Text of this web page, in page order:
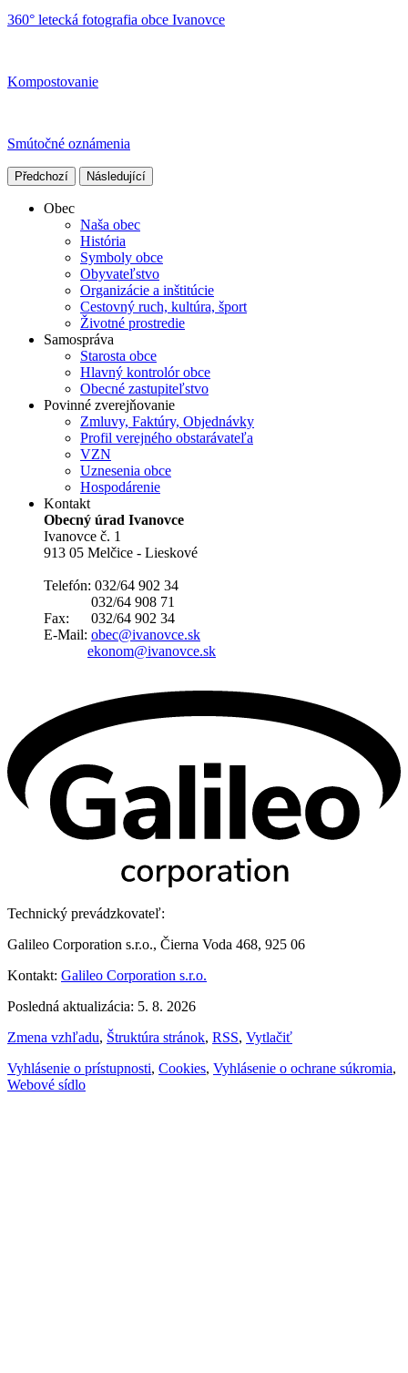
360° letecká fotografia obce Ivanovce
Kompostovanie
Smútočné oznámenia
Předchozí Následující
Obec
Naša obec
História
Symboly obce
Obyvateľstvo
Organizácie a inštitúcie
Cestovný ruch, kultúra, šport
Životné prostredie
Samospráva
Starosta obce
Hlavný kontrolór obce
Obecné zastupiteľstvo
Povinné zverejňovanie
Zmluvy, Faktúry, Objednávky
Profil verejného obstarávateľa
VZN
Uznesenia obce
Hospodárenie
Kontakt
Obecný úrad Ivanovce
Ivanovce č. 1
913 05 Melčice - Lieskové
Telefón: 032/64 902 34
032/64 908 71
Fax: 032/64 902 34
E-Mail: obec@ivanovce.sk
ekonom@ivanovce.sk
Technický prevádzkovateľ:
Galileo Corporation s.r.o., Čierna Voda 468, 925 06
Kontakt: Galileo Corporation s.r.o.
Posledná aktualizácia: 5. 8. 2026
Zmena vzhľadu, Štruktúra stránok, RSS, Vytlačiť
Vyhlásenie o prístupnosti, Cookies, Vyhlásenie o ochrane súkromia,
Webové sídlo